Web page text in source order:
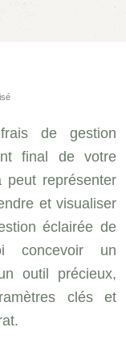
de gestion
final de votre
peut représenter
et visualiser
éclairée de
concevoir un
outil précieux,
clés et